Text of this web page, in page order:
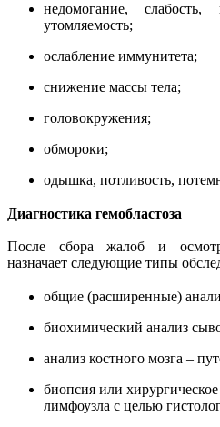
недомогание, слабость,
утомляемость;
ослабление иммунитета;
снижение массы тела;
головокружения;
обмороки;
одышка, потливость,
Диагностика гемобластоза
После сбора жалоб и
назначает следующие типы
общие (расширенные)
биохимический анализ
анализ костного мозга –
биопсия или
лимфоузла с целью